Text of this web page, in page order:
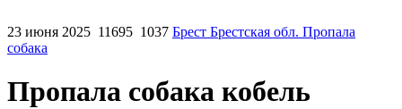
23 июня 2025 11695 1037 Брест Брестская обл. Пропала
собака
Пропала собака кобель